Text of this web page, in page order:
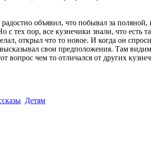
объявил, что побывал за поляной,
с тех пор, все кузнечики знали, что есть
открыл что то новое. И когда он
свои предположения. Там
вопрос чем то отличался от других
Детям